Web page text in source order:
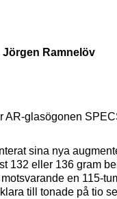
Jörgen Ramnelöv
sina nya
132 eller 136 gram
en 115-
till tonade på tio